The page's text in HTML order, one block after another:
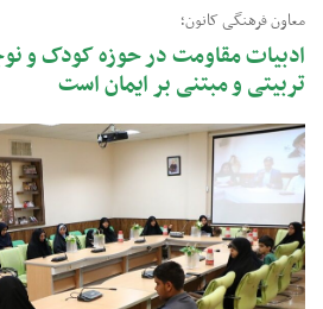
معاون فرهنگی کانون؛
ادبیات مقاومت در حوزه کودک و
تربیتی و مبتنی بر ایمان است